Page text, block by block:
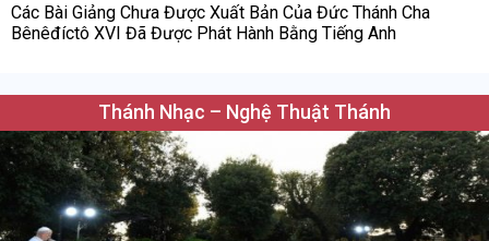
Các Bài Giảng Chưa Được Xuất Bản Của Đức Thánh Cha
Bênêđíctô XVI Đã Được Phát Hành Bằng Tiếng Anh
Thánh Nhạc – Nghệ Thuật Thánh